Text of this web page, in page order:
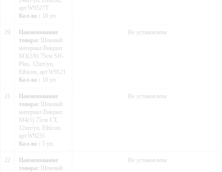
арт.W9527T
Кол-во : 10 уп.
20
Наименование
товара: Шовный
материал Викрил
М3(2/0) 75см SH-
Plus, 12шт/уп,
Ethicon, арт.W9121
Кол-во : 10 уп.
Не установлена
21
Наименование
товара: Шовный
материал Викрил
М4(1) 75см CT,
12шт/уп, Ethicon,
арт.W9231
Кол-во : 5 уп.
Не установлена
22
Наименование
товара: Шовный
Не установлена